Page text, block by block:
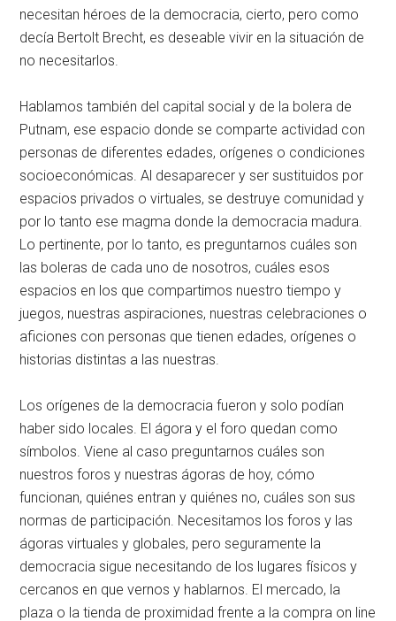
necesitan héroes de la democracia, cierto, pero como
decía Bertolt Brecht, es deseable vivir en la situación de
no necesitarlos.
Hablamos también del capital social y de la bolera de
Putnam, ese espacio donde se comparte actividad con
personas de diferentes edades, orígenes o condiciones
socioeconómicas. Al desaparecer y ser sustituidos por
espacios privados o virtuales, se destruye comunidad y
por lo tanto ese magma donde la democracia madura.
Lo pertinente, por lo tanto, es preguntarnos cuáles son
las boleras de cada uno de nosotros, cuáles esos
espacios en los que compartimos nuestro tiempo y
juegos, nuestras aspiraciones, nuestras celebraciones o
aficiones con personas que tienen edades, orígenes o
historias distintas a las nuestras.
Los orígenes de la democracia fueron y solo podían
haber sido locales. El ágora y el foro quedan como
símbolos. Viene al caso preguntarnos cuáles son
nuestros foros y nuestras ágoras de hoy, cómo
funcionan, quiénes entran y quiénes no, cuáles son sus
normas de participación. Necesitamos los foros y las
ágoras virtuales y globales, pero seguramente la
democracia sigue necesitando de los lugares físicos y
cercanos en que vernos y hablarnos. El mercado, la
plaza o la tienda de proximidad frente a la compra on line